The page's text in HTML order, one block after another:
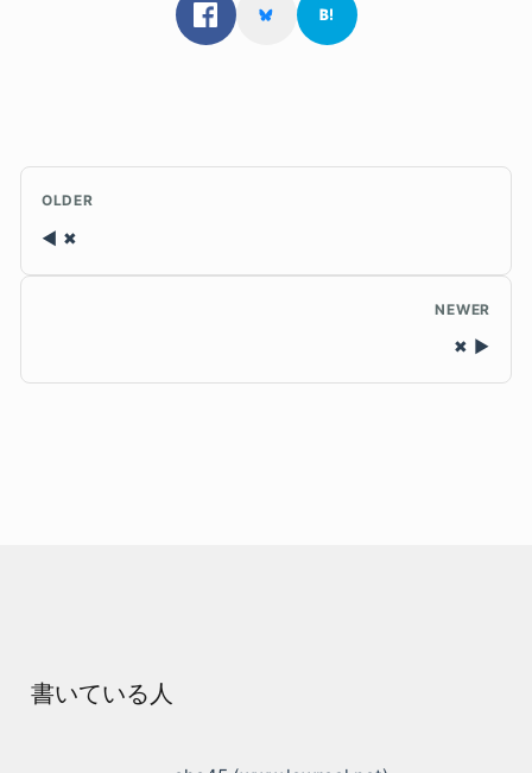
OLDER
✖
NEWER
✖
書いている人